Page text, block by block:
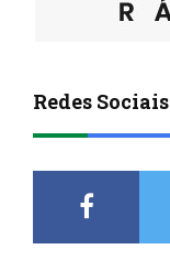
Redes Sociais